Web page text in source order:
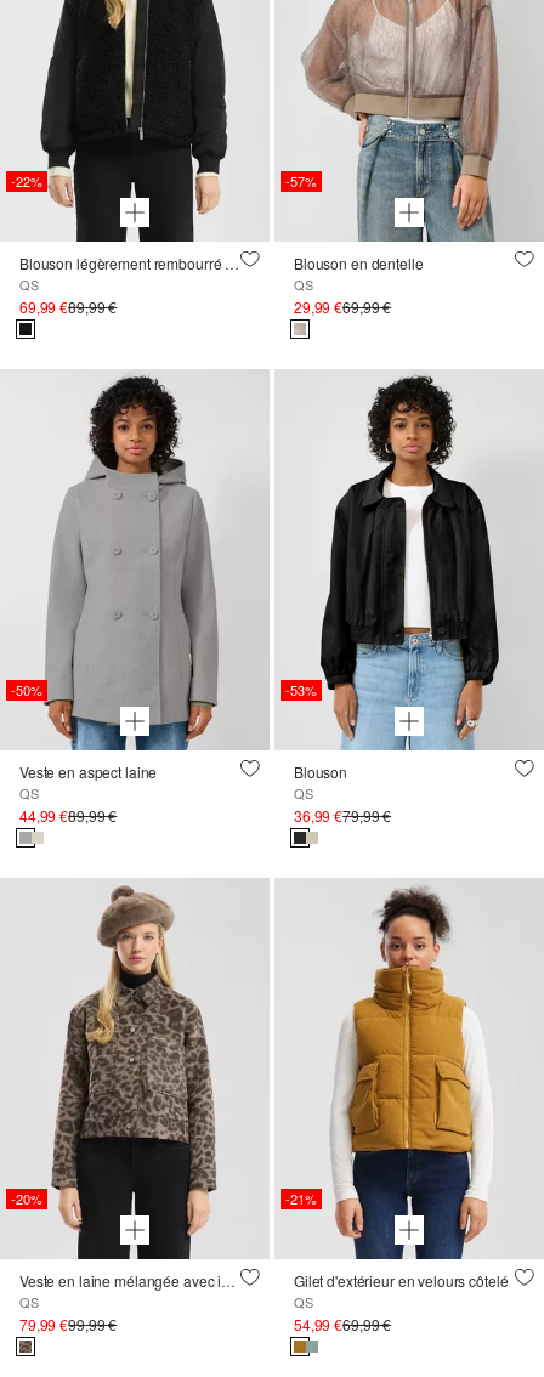
-22%
Blouson légèrement rembourré dans un mélange de tissus
QS
69,99 €89,99 €
-57%
Blouson en dentelle
QS
29,99 €69,99 €
-50%
Veste en aspect laine
QS
44,99 €89,99 €
-53%
Blouson
QS
36,99 €79,99 €
-20%
Veste en laine mélangée avec imprimé Léo
QS
79,99 €99,99 €
-21%
Gilet d'extérieur en velours côtelé
QS
54,99 €69,99 €